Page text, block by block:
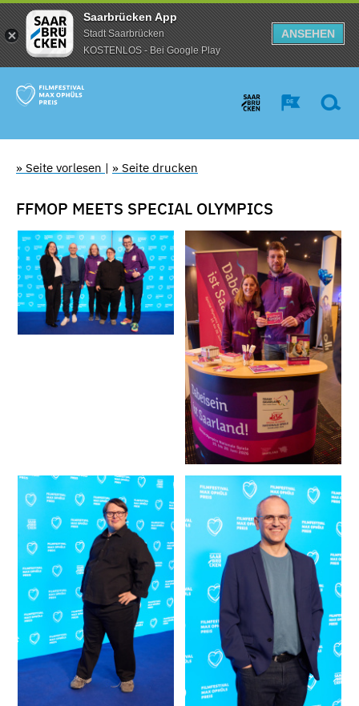
Saarbrücken App
Stadt Saarbrücken
KOSTENLOS - Bei Google Play
ANSEHEN
» Seite vorlesen | » Seite drucken
FFMOP MEETS SPECIAL OLYMPICS